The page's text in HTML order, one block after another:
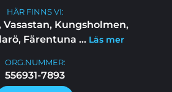
ORG.NUMMER:
556931-7893
HÄR FINNS VI:
Kungsholmen,
Färentuna ... Läs mer